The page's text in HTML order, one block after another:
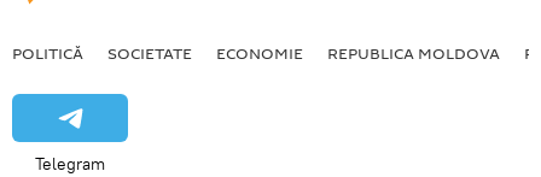
POLITICĂ SOCIETATE ECONOMIE REPUBLICA MOLDOVA
Telegram